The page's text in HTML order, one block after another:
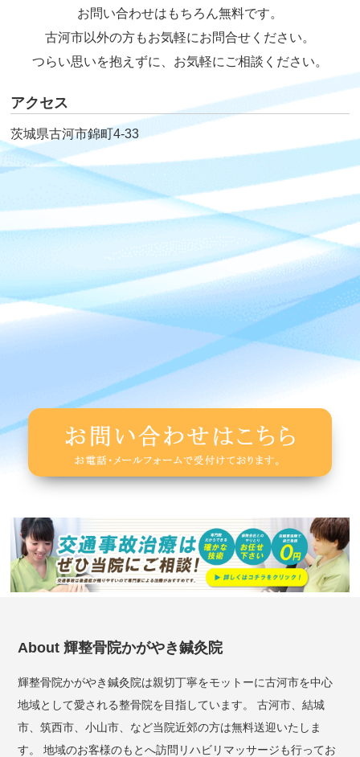
お問い合わせはもちろん無料です。
古河市以外の方もお気軽にお問合せください。
つらい思いを抱えずに、お気軽にご相談ください。
アクセス
茨城県古河市錦町4-33
About 輝整骨院かがやき鍼灸院
輝整骨院かがやき鍼灸院は親切丁寧をモットーに古河市を中心
地域として愛される整骨院を目指しています。 古河市、結城
市、筑西市、小山市、など当院近郊の方は無料送迎いたしま
す。 地域のお客様のもとへ訪問リハビリマッサージも行ってお